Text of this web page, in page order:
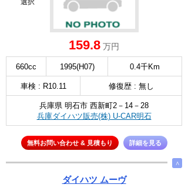
選択
159.8 万円
660cc 1995(H07) 0.4千Km
車検 : R10.11 修復歴 : 無し
兵庫県 明石市 西新町2－14－28
兵庫ダイハツ販売(株) U-CAR明石
無料お問い合わせ & 見積もり 詳細を見る
∧
ダイハツ ムーヴ